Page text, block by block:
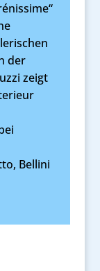
der
zeigt
Bellini